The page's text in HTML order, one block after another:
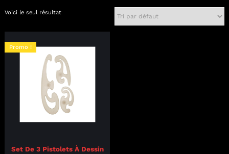
Voici le seul résultat
Promo !
Set De 3 Pistolets À Dessin